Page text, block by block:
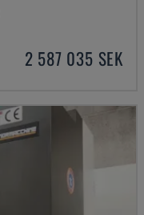
2 587 035 SEK